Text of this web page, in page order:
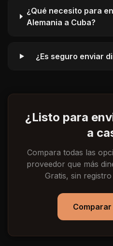
¿Qué necesito para
Alemania a Cuba?
¿Es seguro enviar
¿Listo para
a
Compara todas las
proveedor que más
Gratis, sin